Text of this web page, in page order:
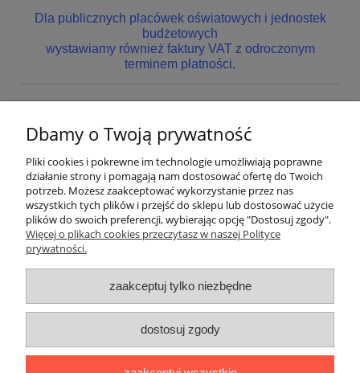
Dla publicznych placówek oświatowych i jednostek
budżetowych
wystawiamy również faktury VAT z odroczonym
terminem płatności.
Nie znaleziono produktów spełniających podane kryteria.
Pomoc
Dostawa
Gwarancja i zwroty
O firmie
Dbamy o Twoją prywatność
Pliki cookies i pokrewne im technologie umożliwiają poprawne
działanie strony i pomagają nam dostosować ofertę do Twoich
potrzeb. Możesz zaakceptować wykorzystanie przez nas
wszystkich tych plików i przejść do sklepu lub dostosować użycie
plików do swoich preferencji, wybierając opcję "Dostosuj zgody".
Więcej o plikach cookies przeczytasz w naszej Polityce
prywatności.
zaakceptuj tylko niezbędne
dostosuj zgody